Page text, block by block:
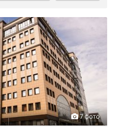
7 фото